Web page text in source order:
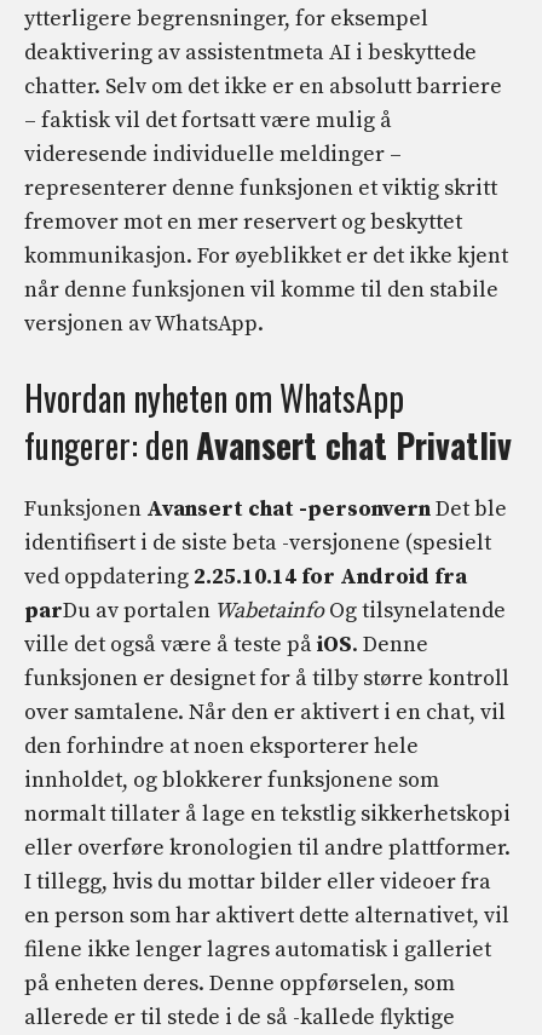
ytterligere begrensninger, for eksempel
deaktivering av assistentmeta AI i beskyttede
chatter. Selv om det ikke er en absolutt barriere
– faktisk vil det fortsatt være mulig å
videresende individuelle meldinger –
representerer denne funksjonen et viktig skritt
fremover mot en mer reservert og beskyttet
kommunikasjon. For øyeblikket er det ikke kjent
når denne funksjonen vil komme til den stabile
versjonen av WhatsApp.
Hvordan nyheten om WhatsApp
fungerer: denAvansert chat Privatliv
Funksjonen Avansert chat -personvernDet ble
identifisert i de siste beta -versjonene (spesielt
ved oppdatering 2.25.10.14 for Android fra
parDu av portalen WabetainfoOg tilsynelatende
ville det også være å teste påiOS. Denne
funksjonen er designet for å tilby større kontroll
over samtalene. Når den er aktivert i en chat, vil
den forhindre at noen eksporterer hele
innholdet, og blokkerer funksjonene som
normalt tillater å lage en tekstlig sikkerhetskopi
eller overføre kronologien til andre plattformer.
I tillegg, hvis du mottar bilder eller videoer fra
en person som har aktivert dette alternativet, vil
filene ikke lenger lagres automatisk i galleriet
på enheten deres. Denne oppførselen, som
allerede er til stede i de så -kallede flyktige